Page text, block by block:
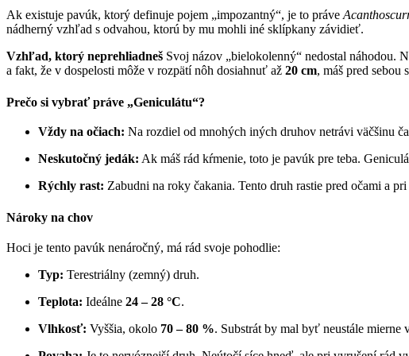
Ak existuje pavúk, ktorý definuje pojem „impozantný“, je to práve
nádherný vzhľad s odvahou, ktorú by mu mohli iné sklípkany závidieť.
Vzhľad, ktorý neprehliadneš Svoj názov „bielokolenný“ nedostal náhodou.
a fakt, že v dospelosti môže v rozpätí nôh dosiahnuť až 20 cm, máš pred sebou
Prečo si vybrať práve „Geniculátu“?
Vždy na očiach: Na rozdiel od mnohých iných druhov netrávi väčšinu
Neskutočný jedák: Ak máš rád kŕmenie, toto je pavúk pre teba.
Rýchly rast: Zabudni na roky čakania. Tento druh rastie pred očami a
Nároky na chov
Hoci je tento pavúk nenáročný, má rád svoje pohodlie:
Typ: Terestriálny (zemný) druh.
Teplota: Ideálne 24 – 28 °C.
Vlhkosť: Vyššia, okolo 70 – 80 %. Substrát by mal byť neustále mierne